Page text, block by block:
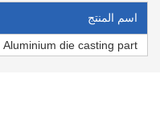
اسم المنتج
Aluminium die casting part